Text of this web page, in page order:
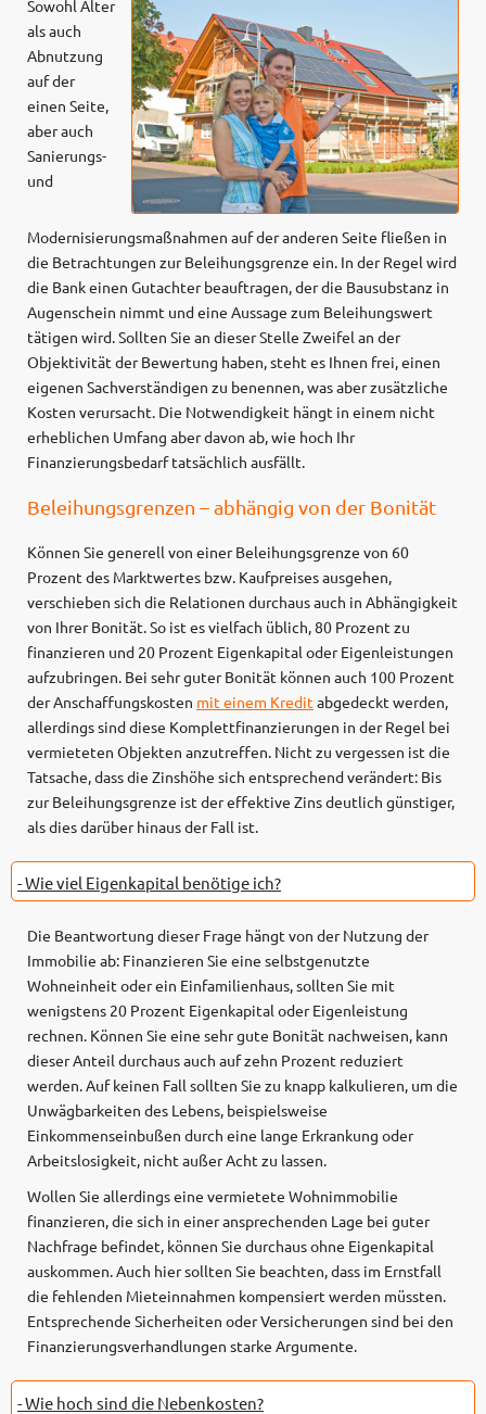
Sowohl Alter
als auch
Abnutzung
auf der
einen Seite,
aber auch
Sanierungs-
und
Modernisierungsmaßnahmen auf der anderen Seite fließen in
die Betrachtungen zur Beleihungsgrenze ein. In der Regel wird
die Bank einen Gutachter beauftragen, der die Bausubstanz in
Augenschein nimmt und eine Aussage zum Beleihungswert
tätigen wird. Sollten Sie an dieser Stelle Zweifel an der
Objektivität der Bewertung haben, steht es Ihnen frei, einen
eigenen Sachverständigen zu benennen, was aber zusätzliche
Kosten verursacht. Die Notwendigkeit hängt in einem nicht
erheblichen Umfang aber davon ab, wie hoch Ihr
Finanzierungsbedarf tatsächlich ausfällt.
Beleihungsgrenzen – abhängig von der Bonität
Können Sie generell von einer Beleihungsgrenze von 60
Prozent des Marktwertes bzw. Kaufpreises ausgehen,
verschieben sich die Relationen durchaus auch in Abhängigkeit
von Ihrer Bonität. So ist es vielfach üblich, 80 Prozent zu
finanzieren und 20 Prozent Eigenkapital oder Eigenleistungen
aufzubringen. Bei sehr guter Bonität können auch 100 Prozent
der Anschaffungskosten mit einem Kreditabgedeckt werden,
allerdings sind diese Komplettfinanzierungen in der Regel bei
vermieteten Objekten anzutreffen. Nicht zu vergessen ist die
Tatsache, dass die Zinshöhe sich entsprechend verändert: Bis
zur Beleihungsgrenze ist der effektive Zins deutlich günstiger,
als dies darüber hinaus der Fall ist.
- Wie viel Eigenkapital benötige ich?
Die Beantwortung dieser Frage hängt von der Nutzung der
Immobilie ab: Finanzieren Sie eine selbstgenutzte
Wohneinheit oder ein Einfamilienhaus, sollten Sie mit
wenigstens 20 Prozent Eigenkapital oder Eigenleistung
rechnen. Können Sie eine sehr gute Bonität nachweisen, kann
dieser Anteil durchaus auch auf zehn Prozent reduziert
werden. Auf keinen Fall sollten Sie zu knapp kalkulieren, um die
Unwägbarkeiten des Lebens, beispielsweise
Einkommenseinbußen durch eine lange Erkrankung oder
Arbeitslosigkeit, nicht außer Acht zu lassen.
Wollen Sie allerdings eine vermietete Wohnimmobilie
finanzieren, die sich in einer ansprechenden Lage bei guter
Nachfrage befindet, können Sie durchaus ohne Eigenkapital
auskommen. Auch hier sollten Sie beachten, dass im Ernstfall
die fehlenden Mieteinnahmen kompensiert werden müssten.
Entsprechende Sicherheiten oder Versicherungen sind bei den
Finanzierungsverhandlungen starke Argumente.
- Wie hoch sind die Nebenkosten?